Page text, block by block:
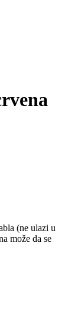
(ne ulazi u
može da se